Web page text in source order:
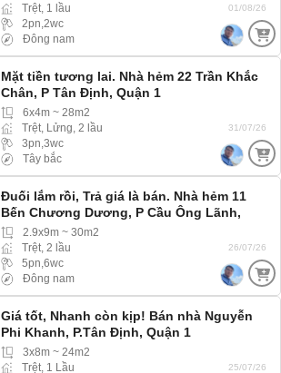
Trệt, 1 lầu
2pn,2wc
Đông nam
01/08/26
Mặt tiền tương lai. Nhà hẻm 22 Trần Khắc
Chân, P Tân Định, Quận 1
6x4m ~ 28m2
Trệt, Lửng, 2 lầu
3pn,3wc
Tây bắc
31/07/26
Đuối lắm rồi, Trả giá là bán. Nhà hẻm 11
Bến Chương Dương, P Cầu Ông Lãnh,
Quận 12.9x9m ~ 30m2
Trệt, 2 lầu
5pn,6wc
Đông nam
26/07/26
Giá tốt, Nhanh còn kịp! Bán nhà Nguyễn
Phi Khanh, P.Tân Định, Quận 1
3x8m ~ 24m2
Trệt, 1 Lầu
25/07/26